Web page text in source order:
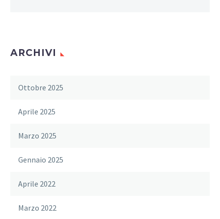
ARCHIVI
Ottobre 2025
Aprile 2025
Marzo 2025
Gennaio 2025
Aprile 2022
Marzo 2022